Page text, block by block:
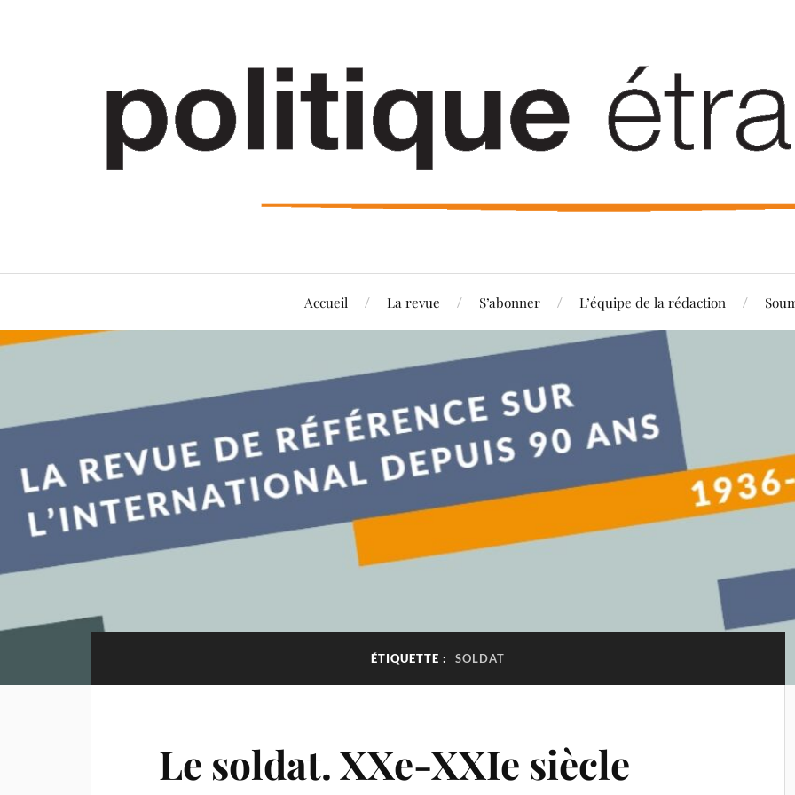
Accueil La revue S’abonner L’équipe de la rédaction
ÉTIQUETTE : SOLDAT
Le soldat. XXe-XXIe siècle